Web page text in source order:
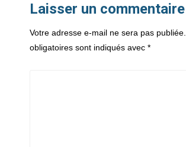
Laisser un commentaire
Votre adresse e-mail ne sera pas publiée.
obligatoires sont indiqués avec *